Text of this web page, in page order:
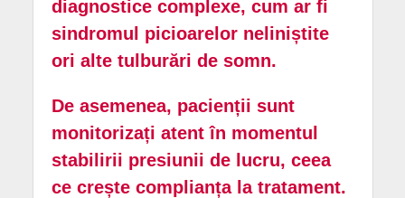
diagnostice complexe, cum ar fi
sindromul picioarelor neliniștite
ori alte tulburări de somn.
De asemenea, pacienții sunt
monitorizați atent în momentul
stabilirii presiunii de lucru, ceea
ce crește complianța la tratament.